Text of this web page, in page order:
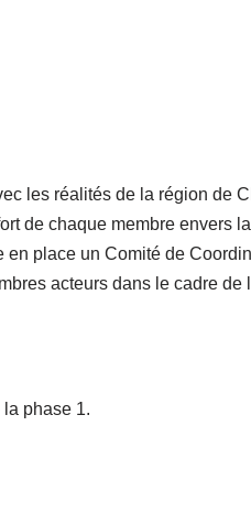
les réalités de la région de
de chaque membre envers
en place un Comité de
acteurs dans le cadre
phase 1.